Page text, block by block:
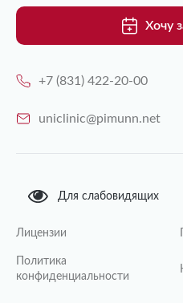
Хочу
+7 (831) 422-20-00
uniclinic@pimunn.net
Для слабовидящих
Лицензии
Политика
конфиденциальности